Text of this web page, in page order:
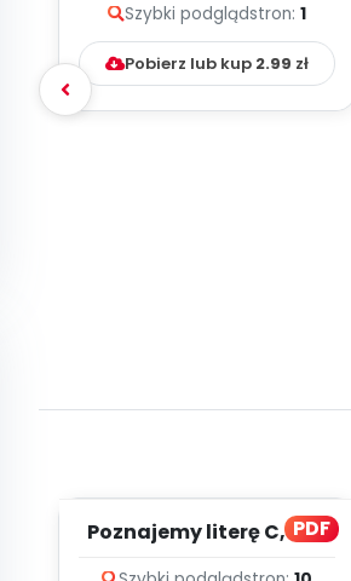
Szybki podglądstron: 1
Pobierz lub kup 2.99 zł
PDF
Poznajemy literę C, cz. 1